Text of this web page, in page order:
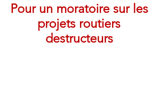
Pour un moratoire sur les
projets routiers
destructeurs